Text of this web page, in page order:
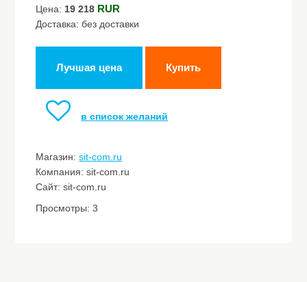
Цена: 19 218 RUR
Доставка: без доставки
Лучшая цена Купить
в список желаний
Магазин:sit-com.ru
Компания: sit-com.ru
Сайт: sit-com.ru
Просмотры: 3